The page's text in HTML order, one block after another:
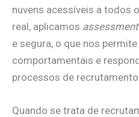
nuvens acessíveis a todos
real, aplicamos
e segura, o que nos
comportamentais e
processos de
Quando se trata de